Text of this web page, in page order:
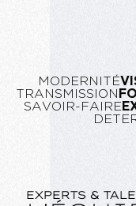
MODERNITÉ
TRANSMISSION
SAVOIR-FAIRE
EXPERTS &